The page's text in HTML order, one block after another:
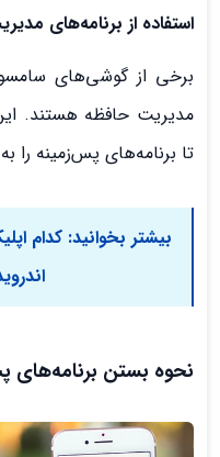
استفاده از برنامه‌های
برخی از گوشی‌های
مدیریت حافظه هستند.
تا برنامه‌های پس‌زمینه را
بیشتر بخوانید:کدام
نحوه بستن